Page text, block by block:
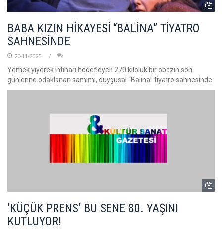
BABA KIZIN HİKAYESİ “BALİNA” TİYATRO
SAHNESİNDE
20-11-2023
Yemek yiyerek intiharı hedefleyen 270 kiloluk bir obezin son
günlerine odaklanan samimi, duygusal “Balina” tiyatro sahnesinde
‘KÜÇÜK PRENS’ BU SENE 80. YAŞINI
KUTLUYOR!